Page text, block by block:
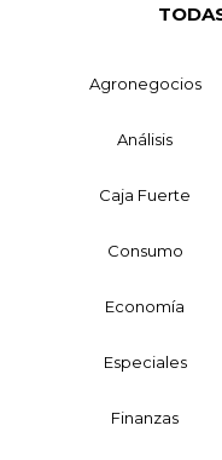
Agronegocios
Análisis
Caja Fuerte
Consumo
Economía
Especiales
Finanzas